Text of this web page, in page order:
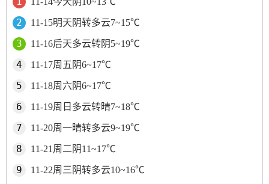
11-15明天阴转多云7~15℃
11-16后天多云转阴5~19℃
11-17周五阴6~17℃
11-18周六阴6~17℃
11-19周日多云转晴7~18℃
11-20周一晴转多云9~19℃
11-21周二阴11~17℃
11-22周三阴转多云10~16℃